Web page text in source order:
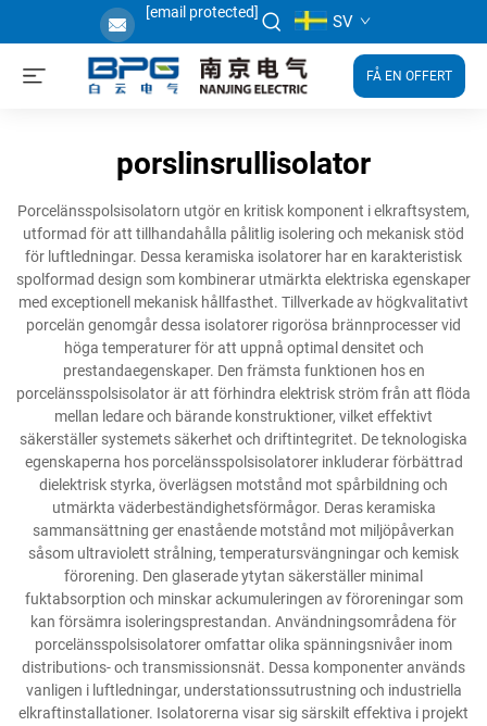
[email protected] SV
FÅ EN OFFERT
porslinsrullisolator
Porcelänsspolsisolatorn utgör en kritisk komponent i elkraftsystem,
utformad för att tillhandahålla pålitlig isolering och mekanisk stöd
för luftledningar. Dessa keramiska isolatorer har en karakteristisk
spolformad design som kombinerar utmärkta elektriska egenskaper
med exceptionell mekanisk hållfasthet. Tillverkade av högkvalitativt
porcelän genomgår dessa isolatorer rigorösa brännprocesser vid
höga temperaturer för att uppnå optimal densitet och
prestandaegenskaper. Den främsta funktionen hos en
porcelänsspolsisolator är att förhindra elektrisk ström från att flöda
mellan ledare och bärande konstruktioner, vilket effektivt
säkerställer systemets säkerhet och driftintegritet. De teknologiska
egenskaperna hos porcelänsspolsisolatorer inkluderar förbättrad
dielektrisk styrka, överlägsen motstånd mot spårbildning och
utmärkta väderbeständighetsförmågor. Deras keramiska
sammansättning ger enastående motstånd mot miljöpåverkan
såsom ultraviolett strålning, temperatursvängningar och kemisk
förorening. Den glaserade ytytan säkerställer minimal
fuktabsorption och minskar ackumuleringen av föroreningar som
kan försämra isoleringsprestandan. Användningsområdena för
porcelänsspolsisolatorer omfattar olika spänningsnivåer inom
distributions- och transmissionsnät. Dessa komponenter används
vanligen i luftledningar, understationssutrustning och industriella
elkraftinstallationer. Isolatorerna visar sig särskilt effektiva i projekt